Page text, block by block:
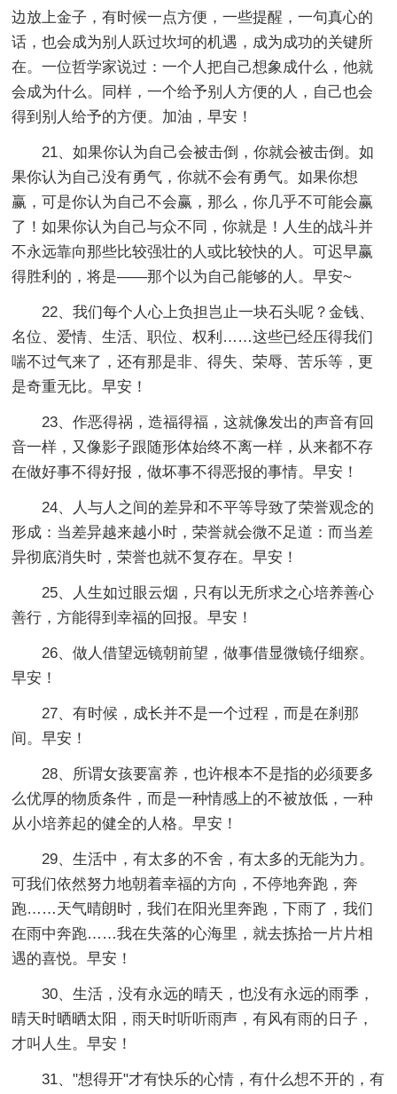
边放上金子，有时候一点方便，一些提醒，一句真心的
话，也会成为别人跃过坎坷的机遇，成为成功的关键所
在。一位哲学家说过：一个人把自己想象成什么，他就
会成为什么。同样，一个给予别人方便的人，自己也会
得到别人给予的方便。加油，早安！
21、如果你认为自己会被击倒，你就会被击倒。如
果你认为自己没有勇气，你就不会有勇气。如果你想
赢，可是你认为自己不会赢，那么，你几乎不可能会赢
了！如果你认为自己与众不同，你就是！人生的战斗并
不永远靠向那些比较强壮的人或比较快的人。可迟早赢
得胜利的，将是——那个以为自己能够的人。早安~
22、我们每个人心上负担岂止一块石头呢？金钱、
名位、爱情、生活、职位、权利……这些已经压得我们
喘不过气来了，还有那是非、得失、荣辱、苦乐等，更
是奇重无比。早安！
23、作恶得祸，造福得福，这就像发出的声音有回
音一样，又像影子跟随形体始终不离一样，从来都不存
在做好事不得好报，做坏事不得恶报的事情。早安！
24、人与人之间的差异和不平等导致了荣誉观念的
形成：当差异越来越小时，荣誉就会微不足道：而当差
异彻底消失时，荣誉也就不复存在。早安！
25、人生如过眼云烟，只有以无所求之心培养善心
善行，方能得到幸福的回报。早安！
26、做人借望远镜朝前望，做事借显微镜仔细察。
早安！
27、有时候，成长并不是一个过程，而是在刹那
间。早安！
28、所谓女孩要富养，也许根本不是指的必须要多
么优厚的物质条件，而是一种情感上的不被放低，一种
从小培养起的健全的人格。早安！
29、生活中，有太多的不舍，有太多的无能为力。
可我们依然努力地朝着幸福的方向，不停地奔跑，奔
跑……天气晴朗时，我们在阳光里奔跑，下雨了，我们
在雨中奔跑……我在失落的心海里，就去拣拾一片片相
遇的喜悦。早安！
30、生活，没有永远的晴天，也没有永远的雨季，
晴天时晒晒太阳，雨天时听听雨声，有风有雨的日子，
才叫人生。早安！
31、"想得开"才有快乐的心情，有什么想不开的，有